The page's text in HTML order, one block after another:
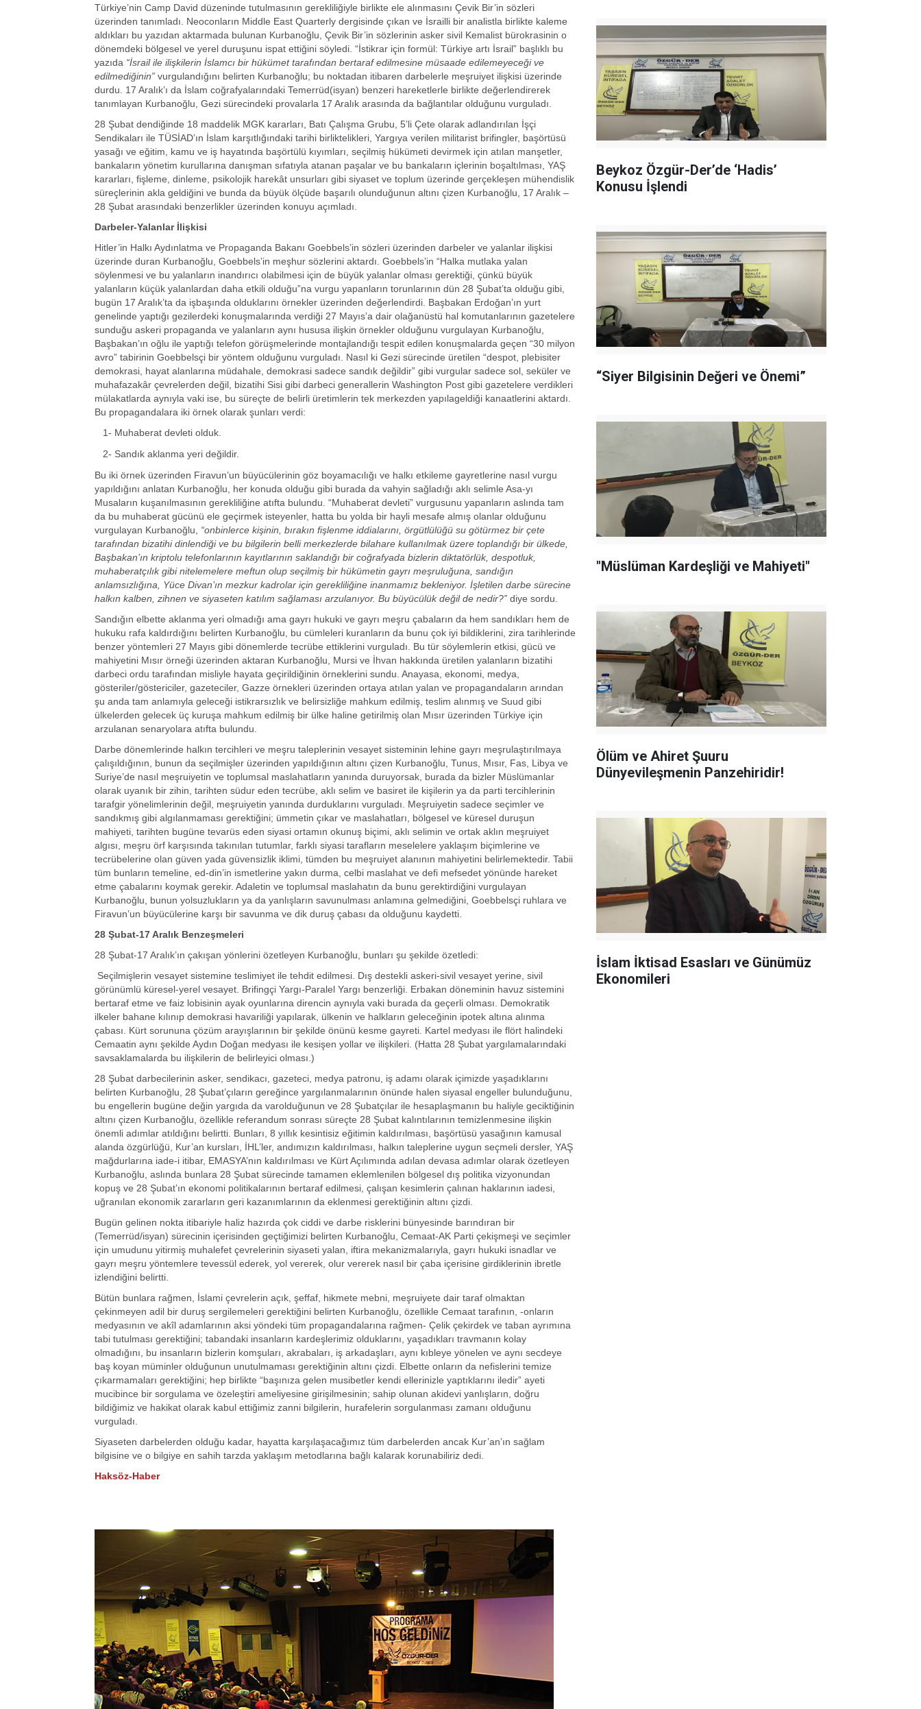
Türkiye’nin Camp David düzeninde tutulmasının gerekliliğiyle birlikte ele alınmasını Çevik Bir’in sözleri
üzerinden tanımladı. Neoconların Middle East Quarterly dergisinde çıkan ve İsrailli bir analistla birlikte kaleme
aldıkları bu yazıdan aktarmada bulunan Kurbanoğlu, Çevik Bir’in sözlerinin asker sivil Kemalist bürokrasinin o
dönemdeki bölgesel ve yerel duruşunu ispat ettiğini söyledi. “İstikrar için formül: Türkiye artı İsrail” başlıklı bu
yazıda “İsrail ile ilişkilerin İslamcı bir hükümet tarafından bertaraf edilmesine müsaade edilemeyeceği ve
edilmediğinin” vurgulandığını belirten Kurbanoğlu; bu noktadan itibaren darbelerle meşruiyet ilişkisi üzerinde
durdu. 17 Aralık’ı da İslam coğrafyalarındaki Temerrüd(isyan) benzeri hareketlerle birlikte değerlendirerek
tanımlayan Kurbanoğlu, Gezi sürecindeki provalarla 17 Aralık arasında da bağlantılar olduğunu vurguladı.
28 Şubat dendiğinde 18 maddelik MGK kararları, Batı Çalışma Grubu, 5’li Çete olarak adlandırılan İşçi
Sendikaları ile TÜSİAD’ın İslam karşıtlığındaki tarihi birliktelikleri, Yargıya verilen militarist brifingler, başörtüsü
yasağı ve eğitim, kamu ve iş hayatında başörtülü kıyımları, seçilmiş hükümeti devirmek için atılan manşetler,
bankaların yönetim kurullarına danışman sıfatıyla atanan paşalar ve bu bankaların içlerinin boşaltılması, YAŞ
kararları, fişleme, dinleme, psikolojik harekât unsurları gibi siyaset ve toplum üzerinde gerçekleşen mühendislik
süreçlerinin akla geldiğini ve bunda da büyük ölçüde başarılı olunduğunun altını çizen Kurbanoğlu, 17 Aralık –
28 Şubat arasındaki benzerlikler üzerinden konuyu açımladı.
Darbeler-Yalanlar İlişkisi
Hitler’in Halkı Aydınlatma ve Propaganda Bakanı Goebbels’in sözleri üzerinden darbeler ve yalanlar ilişkisi
üzerinde duran Kurbanoğlu, Goebbels’in meşhur sözlerini aktardı. Goebbels’in “Halka mutlaka yalan
söylenmesi ve bu yalanların inandırıcı olabilmesi için de büyük yalanlar olması gerektiği, çünkü büyük
yalanların küçük yalanlardan daha etkili olduğu”na vurgu yapanların torunlarının dün 28 Şubat’ta olduğu gibi,
bugün 17 Aralık’ta da işbaşında olduklarını örnekler üzerinden değerlendirdi. Başbakan Erdoğan’ın yurt
genelinde yaptığı gezilerdeki konuşmalarında verdiği 27 Mayıs’a dair olağanüstü hal komutanlarının gazetelere
sunduğu askeri propaganda ve yalanların aynı hususa ilişkin örnekler olduğunu vurgulayan Kurbanoğlu,
Başbakan’ın oğlu ile yaptığı telefon görüşmelerinde montajlandığı tespit edilen konuşmalarda geçen “30 milyon
avro” tabirinin Goebbelsçi bir yöntem olduğunu vurguladı. Nasıl ki Gezi sürecinde üretilen “despot, plebisiter
demokrasi, hayat alanlarına müdahale, demokrasi sadece sandık değildir” gibi vurgular sadece sol, seküler ve
muhafazakâr çevrelerden değil, bizatihi Sisi gibi darbeci generallerin Washington Post gibi gazetelere verdikleri
mülakatlarda aynıyla vaki ise, bu süreçte de belirli üretimlerin tek merkezden yapılageldiği kanaatlerini aktardı.
Bu propagandalara iki örnek olarak şunları verdi:
1- Muhaberat devleti olduk.
2- Sandık aklanma yeri değildir.
Bu iki örnek üzerinden Firavun’un büyücülerinin göz boyamacılığı ve halkı etkileme gayretlerine nasıl vurgu
yapıldığını anlatan Kurbanoğlu, her konuda olduğu gibi burada da vahyin sağladığı aklı selimle Asa-yı
Musaların kuşanılmasının gerekliliğine atıfta bulundu. “Muhaberat devleti” vurgusunu yapanların aslında tam
da bu muhaberat gücünü ele geçirmek isteyenler, hatta bu yolda bir hayli mesafe almış olanlar olduğunu
vurgulayan Kurbanoğlu, “onbinlerce kişinin, bırakın fişlenme iddialarını, örgütlülüğü su götürmez bir çete
tarafından bizatihi dinlendiği ve bu bilgilerin belli merkezlerde bilahare kullanılmak üzere toplandığı bir ülkede,
Başbakan’ın kriptolu telefonlarının kayıtlarının saklandığı bir coğrafyada bizlerin diktatörlük, despotluk,
muhaberatçılık gibi nitelemelere meftun olup seçilmiş bir hükümetin gayrı meşruluğuna, sandığın
anlamsızlığına, Yüce Divan’ın mezkur kadrolar için gerekliliğine inanmamız bekleniyor. İşletilen darbe sürecine
halkın kalben, zihnen ve siyaseten katılım sağlaması arzulanıyor. Bu büyücülük değil de nedir?” diye sordu.
Sandığın elbette aklanma yeri olmadığı ama gayrı hukuki ve gayrı meşru çabaların da hem sandıkları hem de
hukuku rafa kaldırdığını belirten Kurbanoğlu, bu cümleleri kuranların da bunu çok iyi bildiklerini, zira tarihlerinde
benzer yöntemleri 27 Mayıs gibi dönemlerde tecrübe ettiklerini vurguladı. Bu tür söylemlerin etkisi, gücü ve
mahiyetini Mısır örneği üzerinden aktaran Kurbanoğlu, Mursi ve İhvan hakkında üretilen yalanların bizatihi
darbeci ordu tarafından misliyle hayata geçirildiğinin örneklerini sundu. Anayasa, ekonomi, medya,
gösteriler/göstericiler, gazeteciler, Gazze örnekleri üzerinden ortaya atılan yalan ve propagandaların arından
şu anda tam anlamıyla geleceği istikrarsızlık ve belirsizliğe mahkum edilmiş, teslim alınmış ve Suud gibi
ülkelerden gelecek üç kuruşa mahkum edilmiş bir ülke haline getirilmiş olan Mısır üzerinden Türkiye için
arzulanan senaryolara atıfta bulundu.
Darbe dönemlerinde halkın tercihleri ve meşru taleplerinin vesayet sisteminin lehine gayrı meşrulaştırılmaya
çalışıldığının, bunun da seçilmişler üzerinden yapıldığının altını çizen Kurbanoğlu, Tunus, Mısır, Fas, Libya ve
Suriye’de nasıl meşruiyetin ve toplumsal maslahatların yanında duruyorsak, burada da bizler Müslümanlar
olarak uyanık bir zihin, tarihten südur eden tecrübe, aklı selim ve basiret ile kişilerin ya da parti tercihlerinin
tarafgir yönelimlerinin değil, meşruiyetin yanında durduklarını vurguladı. Meşruiyetin sadece seçimler ve
sandıkmış gibi algılanmaması gerektiğini; ümmetin çıkar ve maslahatları, bölgesel ve küresel duruşun
mahiyeti, tarihten bugüne tevarüs eden siyasi ortamın okunuş biçimi, aklı selimin ve ortak aklın meşruiyet
algısı, meşru örf karşısında takınılan tutumlar, farklı siyasi tarafların meselelere yaklaşım biçimlerine ve
tecrübelerine olan güven yada güvensizlik iklimi, tümden bu meşruiyet alanının mahiyetini belirlemektedir. Tabii
tüm bunların temeline, ed-din’in ismetlerine yakın durma, celbi maslahat ve defi mefsedet yönünde hareket
etme çabalarını koymak gerekir. Adaletin ve toplumsal maslahatın da bunu gerektirdiğini vurgulayan
Kurbanoğlu, bunun yolsuzlukların ya da yanlışların savunulması anlamına gelmediğini, Goebbelsçi ruhlara ve
Firavun’un büyücülerine karşı bir savunma ve dik duruş çabası da olduğunu kaydetti.
28 Şubat-17 Aralık Benzeşmeleri
28 Şubat-17 Aralık’ın çakışan yönlerini özetleyen Kurbanoğlu, bunları şu şekilde özetledi:
Seçilmişlerin vesayet sistemine teslimiyet ile tehdit edilmesi. Dış destekli askeri-sivil vesayet yerine, sivil
görünümlü küresel-yerel vesayet. Brifingçi Yargı-Paralel Yargı benzerliği. Erbakan döneminin havuz sistemini
bertaraf etme ve faiz lobisinin ayak oyunlarına direncin aynıyla vaki burada da geçerli olması. Demokratik
ilkeler bahane kılınıp demokrasi havariliği yapılarak, ülkenin ve halkların geleceğinin ipotek altına alınma
çabası. Kürt sorununa çözüm arayışlarının bir şekilde önünü kesme gayreti. Kartel medyası ile flört halindeki
Cemaatin aynı şekilde Aydın Doğan medyası ile kesişen yollar ve ilişkileri. (Hatta 28 Şubat yargılamalarındaki
savsaklamalarda bu ilişkilerin de belirleyici olması.)
28 Şubat darbecilerinin asker, sendikacı, gazeteci, medya patronu, iş adamı olarak içimizde yaşadıklarını
belirten Kurbanoğlu, 28 Şubat’çıların gereğince yargılanmalarının önünde halen siyasal engeller bulunduğunu,
bu engellerin bugüne değin yargıda da varolduğunun ve 28 Şubatçılar ile hesaplaşmanın bu haliyle geciktiğinin
altını çizen Kurbanoğlu, özellikle referandum sonrası süreçte 28 Şubat kalıntılarının temizlenmesine ilişkin
önemli adımlar atıldığını belirtti. Bunları, 8 yıllık kesintisiz eğitimin kaldırılması, başörtüsü yasağının kamusal
alanda özgürlüğü, Kur’an kursları, İHL’ler, andımızın kaldırılması, halkın taleplerine uygun seçmeli dersler, YAŞ
mağdurlarına iade-i itibar, EMASYA’nın kaldırılması ve Kürt Açılımında adılan devasa adımlar olarak özetleyen
Kurbanoğlu, aslında bunlara 28 Şubat sürecinde tamamen eklemlenilen bölgesel dış politika vizyonundan
kopuş ve 28 Şubat’ın ekonomi politikalarının bertaraf edilmesi, çalışan kesimlerin çalınan haklarının iadesi,
uğranılan ekonomik zararların geri kazanımlarının da eklenmesi gerektiğinin altını çizdi.
Bugün gelinen nokta itibariyle haliz hazırda çok ciddi ve darbe risklerini bünyesinde barındıran bir
(Temerrüd/isyan) sürecinin içerisinden geçtiğimizi belirten Kurbanoğlu, Cemaat-AK Parti çekişmeşi ve seçimler
için umudunu yitirmiş muhalefet çevrelerinin siyaseti yalan, iftira mekanizmalarıyla, gayrı hukuki isnadlar ve
gayrı meşru yöntemlere tevessül ederek, yol vererek, olur vererek nasıl bir çaba içerisine girdiklerinin ibretle
izlendiğini belirtti.
Bütün bunlara rağmen, İslami çevrelerin açık, şeffaf, hikmete mebni, meşruiyete dair taraf olmaktan
çekinmeyen adil bir duruş sergilemeleri gerektiğini belirten Kurbanoğlu, özellikle Cemaat tarafının, -onların
medyasının ve akîl adamlarının aksi yöndeki tüm propagandalarına rağmen- Çelik çekirdek ve taban ayrımına
tabi tutulması gerektiğini; tabandaki insanların kardeşlerimiz olduklarını, yaşadıkları travmanın kolay
olmadığını, bu insanların bizlerin komşuları, akrabaları, iş arkadaşları, aynı kıbleye yönelen ve aynı secdeye
baş koyan müminler olduğunun unutulmaması gerektiğinin altını çizdi. Elbette onların da nefislerini temize
çıkarmamaları gerektiğini; hep birlikte “başınıza gelen musibetler kendi ellerinizle yaptıklarını iledir” ayeti
mucibince bir sorgulama ve özeleştiri ameliyesine girişilmesinin; sahip olunan akidevi yanlışların, doğru
bildiğimiz ve hakikat olarak kabul ettiğimiz zanni bilgilerin, hurafelerin sorgulanması zamanı olduğunu
vurguladı.
Siyaseten darbelerden olduğu kadar, hayatta karşılaşacağımız tüm darbelerden ancak Kur’an’ın sağlam
bilgisine ve o bilgiye en sahih tarzda yaklaşım metodlarına bağlı kalarak korunabiliriz dedi.
Haksöz-Haber
Beykoz Özgür-Der’de ‘Hadis’
Konusu İşlendi
“Siyer Bilgisinin Değeri ve Önemi”
"Müslüman Kardeşliği ve Mahiyeti"
Ölüm ve Ahiret Şuuru
Dünyevileşmenin Panzehiridir!
İslam İktisad Esasları ve Günümüz
Ekonomileri